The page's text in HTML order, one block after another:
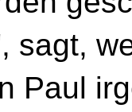
sagt,
Paul